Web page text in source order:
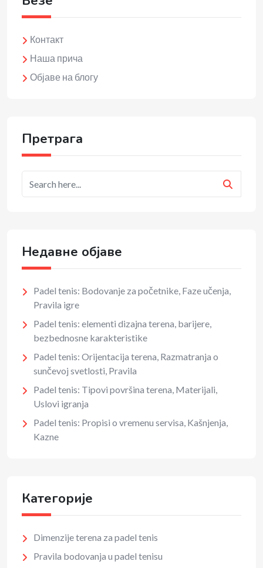
Контакт
Наша прича
Објаве на блогу
Претрага
Недавне објаве
Padel tenis: Bodovanje za početnike, Faze učenja,
Pravila igre
Padel tenis: elementi dizajna terena, barijere,
bezbednosne karakteristike
Padel tenis: Orijentacija terena, Razmatranja o
sunčevoj svetlosti, Pravila
Padel tenis: Tipovi površina terena, Materijali,
Uslovi igranja
Padel tenis: Propisi o vremenu servisa, Kašnjenja,
Kazne
Категорије
Dimenzije terena za padel tenis
Pravila bodovanja u padel tenisu